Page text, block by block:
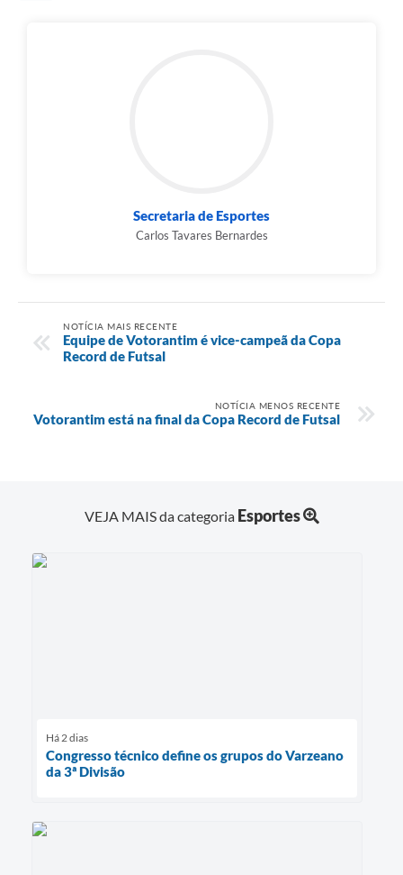
Secretaria de Esportes
Carlos Tavares Bernardes
NOTÍCIA MAIS RECENTE
Equipe de Votorantim é vice-campeã da Copa
Record de Futsal
NOTÍCIA MENOS RECENTE
Votorantim está na final da Copa Record de Futsal
VEJA MAIS da categoria Esportes
Há 2 dias
Congresso técnico define os grupos do Varzeano
da 3ª Divisão